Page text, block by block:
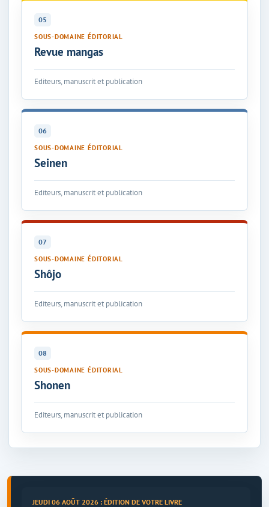
05
SOUS-DOMAINE ÉDITORIAL
Revue mangas
Editeurs, manuscrit et publication
06
SOUS-DOMAINE ÉDITORIAL
Seinen
Editeurs, manuscrit et publication
07
SOUS-DOMAINE ÉDITORIAL
Shôjo
Editeurs, manuscrit et publication
08
SOUS-DOMAINE ÉDITORIAL
Shonen
Editeurs, manuscrit et publication
JEUDI 06 AOÛT 2026 : ÉDITION DE VOTRE LIVRE